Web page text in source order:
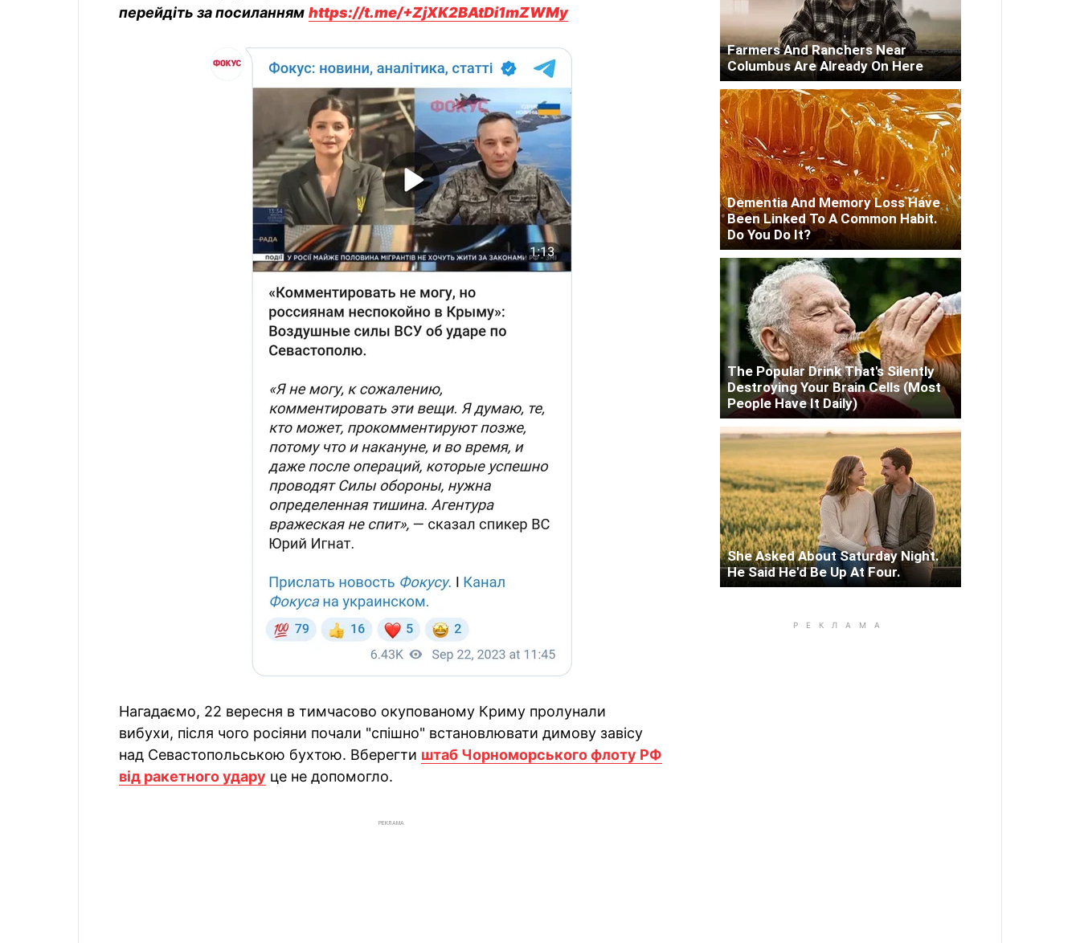
перейдіть за посиланням https://t.me/+ZjXK2BAtDi1mZWMy
Нагадаємо, 22 вересня в тимчасово окупованому Криму пролунали
вибухи, після чого росіяни почали "спішно" встановлювати димову завісу
над Севастопольською бухтою. Вберегти штаб Чорноморського флоту РФ
від ракетного удару це не допомогло.
РЕКЛАМА
Farmers And Ranchers Near
Columbus Are Already On Here
Dementia And Memory Loss Have
Been Linked To A Common Habit.
Do You Do It?
The Popular Drink That's Silently
Destroying Your Brain Cells (Most
People Have It Daily)
She Asked About Saturday Night.
He Said He'd Be Up At Four.